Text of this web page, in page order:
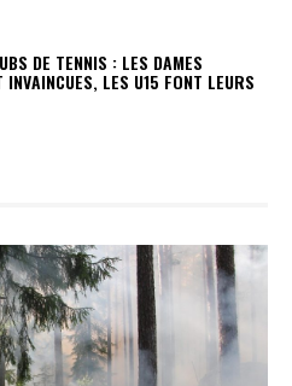
DE TENNIS : LES DAMES
INVAINCUES, LES U15 FONT LEURS